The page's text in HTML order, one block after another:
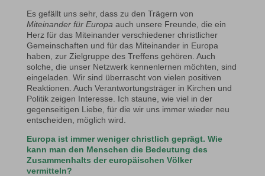
Es gefällt uns sehr, dass zu den Trägern von
Miteinander für Europa auch unsere Freunde, die ein
Herz für das Miteinander verschiedener christlicher
Gemeinschaften und für das Miteinander in Europa
haben, zur Zielgruppe des Treffens gehören. Auch
solche, die unser Netzwerk kennenlernen möchten, sind
eingeladen. Wir sind überrascht von vielen positiven
Reaktionen. Auch Verantwortungsträger in Kirchen und
Politik zeigen Interesse. Ich staune, wie viel in der
gegenseitigen Liebe, für die wir uns immer wieder neu
entscheiden, möglich wird.
Europa ist immer weniger christlich geprägt. Wie
kann man den Menschen die Bedeutung des
Zusammenhalts der europäischen Völker
vermitteln?